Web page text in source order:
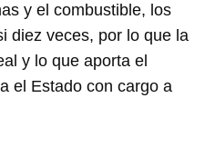
y el combustible, los
diez veces, por lo que la
y lo que aporta el
el Estado con cargo a